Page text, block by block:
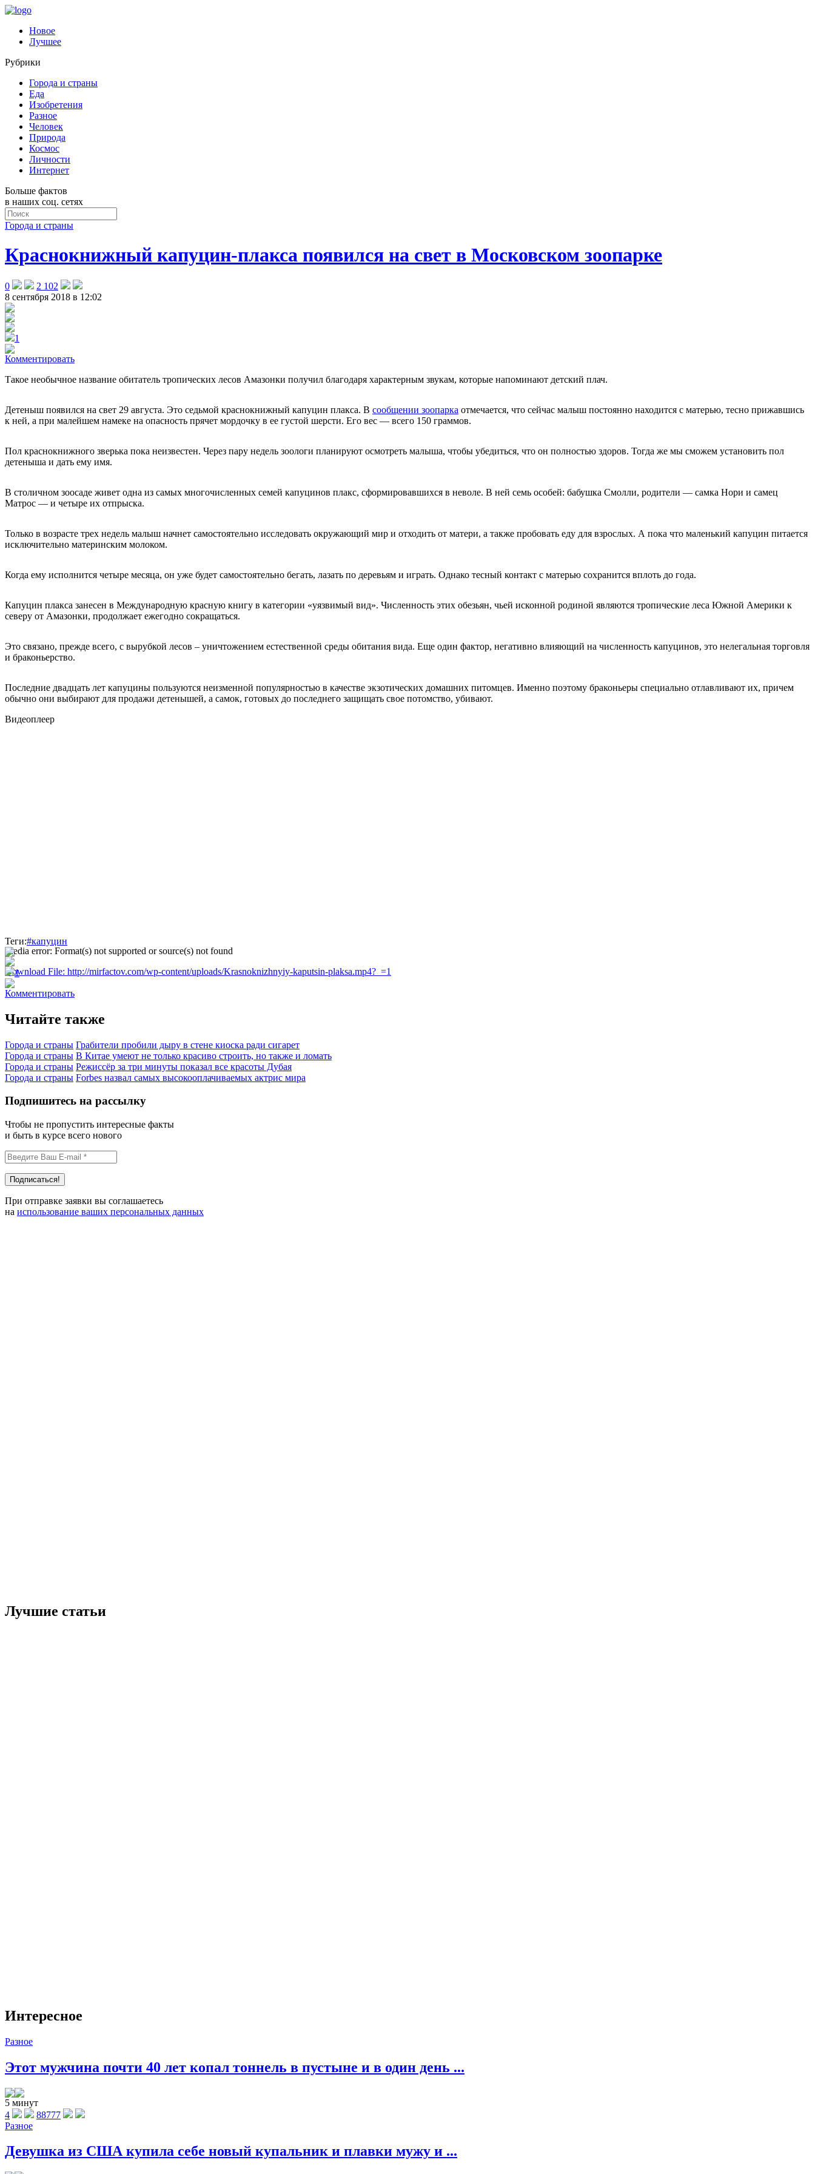
Новое
Лучшее
Рубрики
Города и страны
Еда
Изобретения
Разное
Человек
Природа
Космос
Личности
Интернет
Больше фактов
в наших соц. сетях
Города и страны
Краснокнижный капуцин-плакса появился на свет в Московском зоопарке
0
2 102
8 сентября 2018 в 12:02
1
Комментировать
Такое необычное название обитатель тропических лесов Амазонки получил благодаря характерным звукам, которые напоминают детский плач.
Детеныш появился на свет 29 августа. Это седьмой краснокнижный капуцин плакса. В сообщении зоопарка отмечается, что сейчас малыш постоянно находится с матерью, тесно прижавшись
к ней, а при малейшем намеке на опасность прячет мордочку в ее густой шерсти. Его вес — всего 150 граммов.
Пол краснокнижного зверька пока неизвестен. Через пару недель зоологи планируют осмотреть малыша, чтобы убедиться, что он полностью здоров. Тогда же мы сможем установить пол
детеныша и дать ему имя.
В столичном зоосаде живет одна из самых многочисленных семей капуцинов плакс, сформировавшихся в неволе. В ней семь особей: бабушка Смолли, родители — самка Нори и самец
Матрос — и четыре их отпрыска.
Только в возрасте трех недель малыш начнет самостоятельно исследовать окружающий мир и отходить от матери, а также пробовать еду для взрослых. А пока что маленький капуцин питается
исключительно материнским молоком.
Когда ему исполнится четыре месяца, он уже будет самостоятельно бегать, лазать по деревьям и играть. Однако тесный контакт с матерью сохранится вплоть до года.
Капуцин плакса занесен в Международную красную книгу в категории «уязвимый вид». Численность этих обезьян, чьей исконной родиной являются тропические леса Южной Америки к
северу от Амазонки, продолжает ежегодно сокращаться.
Это связано, прежде всего, с вырубкой лесов – уничтожением естественной среды обитания вида. Еще один фактор, негативно влияющий на численность капуцинов, это нелегальная торговля
и браконьерство.
Последние двадцать лет капуцины пользуются неизменной популярностью в качестве экзотических домашних питомцев. Именно поэтому браконьеры специально отлавливают их, причем
обычно они выбирают для продажи детенышей, а самок, готовых до последнего защищать свое потомство, убивают.
Видеоплеер
Media error: Format(s) not supported or source(s) not found
Download File: http://mirfactov.com/wp-content/uploads/Krasnoknizhnyiy-kaputsin-plaksa.mp4?_=1
00:00
Используйте клавиши вверх/вниз, чтобы увеличить или уменьшить громкость.
Теги:#капуцин
1
Комментировать
Читайте также
Города и страны Грабители пробили дыру в стене киоска ради сигарет
Города и страны В Китае умеют не только красиво строить, но также и ломать
Города и страны Режиссёр за три минуты показал все красоты Дубая
Города и страны Forbes назвал самых высокооплачиваемых актрис мира
Подпишитесь на рассылку
Чтобы не пропустить интересные факты
и быть в курсе всего нового
При отправке заявки вы соглашаетесь
на использование ваших персональных данных
Лучшие статьи
Интересное
Разное
Этот мужчина почти 40 лет копал тоннель в пустыне и в один день ...
5 минут
4
88777
Разное
Девушка из США купила себе новый купальник и плавки мужу и ...